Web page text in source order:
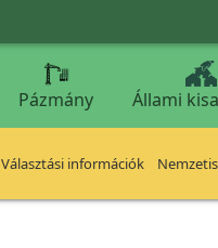
Pázmány Állami
Választási információk